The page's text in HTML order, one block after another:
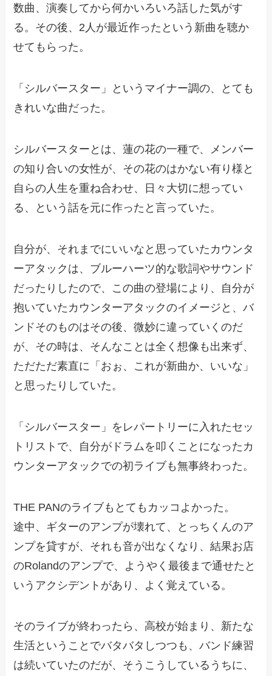
数曲、演奏してから何かいろいろ話した気がす
る。その後、2人が最近作ったという新曲を聴か
せてもらった。
「シルバースター」というマイナー調の、とても
きれいな曲だった。
シルバースターとは、蓮の花の一種で、メンバー
の知り合いの女性が、その花のはかない有り様と
自らの人生を重ね合わせ、日々大切に想ってい
る、という話を元に作ったと言っていた。
自分が、それまでにいいなと思っていたカウンタ
ーアタックは、ブルーハーツ的な歌詞やサウンド
だったりしたので、この曲の登場により、自分が
抱いていたカウンターアタックのイメージと、バ
ンドそのものはその後、微妙に違っていくのだ
が、その時は、そんなことは全く想像も出来ず、
ただただ素直に「おぉ、これが新曲か、いいな」
と思ったりしていた。
「シルバースター」をレパートリーに入れたセッ
トリストで、自分がドラムを叩くことになったカ
ウンターアタックでの初ライブも無事終わった。
THE PANのライブもとてもカッコよかった。
途中、ギターのアンプが壊れて、とっちくんのア
ンプを貸すが、それも音が出なくなり、結果お店
のRolandのアンプで、ようやく最後まで通せたと
いうアクシデントがあり、よく覚えている。
そのライブが終わったら、高校が始まり、新たな
生活ということでバタバタしつつも、バンド練習
は続いていたのだが、そうこうしているうちに、